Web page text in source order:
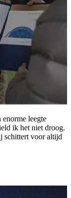
leegte
ik het niet droog.
schittert voor altijd